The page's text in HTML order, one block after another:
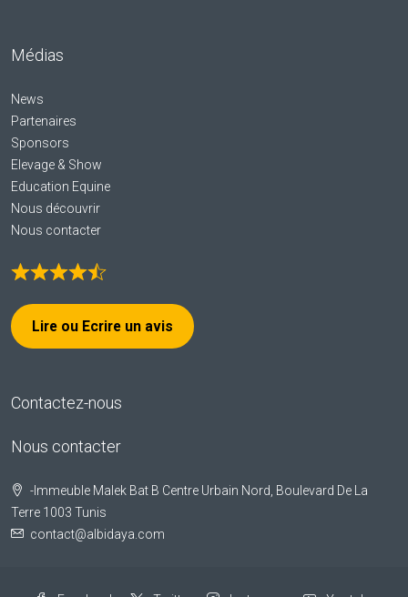
Médias
News
Partenaires
Sponsors
Elevage & Show
Education Equine
Nous découvrir
Nous contacter
Lire ou Ecrire un avis
Contactez-nous
Nous contacter
-Immeuble Malek Bat B Centre Urbain Nord, Boulevard De La
Terre 1003 Tunis
contact@albidaya.com